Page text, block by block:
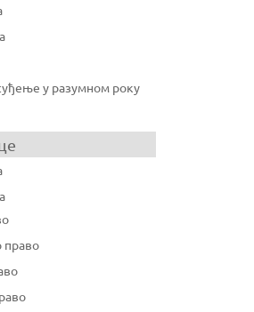
у разумном року
право